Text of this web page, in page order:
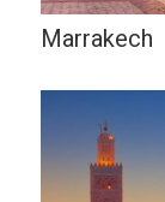
Marrakech